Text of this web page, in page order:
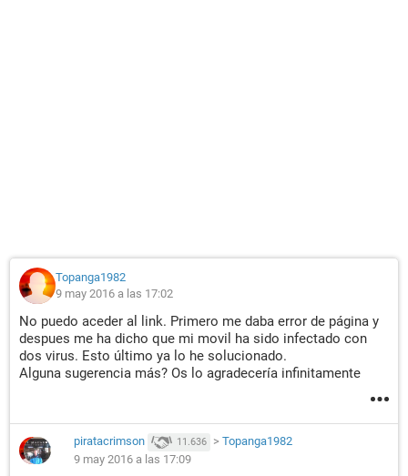
Topanga1982
9 may 2016 a las 17:02
No puedo aceder al link. Primero me daba error de página y
despues me ha dicho que mi movil ha sido infectado con
dos virus. Esto último ya lo he solucionado.
Alguna sugerencia más? Os lo agradecería infinitamente
piratacrimson 11.636 > Topanga1982
9 may 2016 a las 17:09